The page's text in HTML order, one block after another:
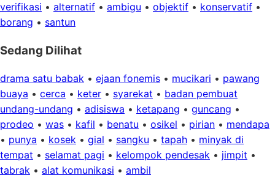
verifikasi • alternatif • ambigu • objektif • konservatif •
borang • santun
Sedang Dilihat
drama satu babak • ejaan fonemis • mucikari • pawang
buaya • cerca • keter • syarekat • badan pembuat
undang-undang • adisiswa • ketapang • guncang •
prodeo • was • kafil • benatu • osikel • pirian • mendapa
• punya • kosek • gial • sangku • tapah • minyak di
tempat • selamat pagi • kelompok pendesak • jimpit •
tabrak • alat komunikasi • ambil